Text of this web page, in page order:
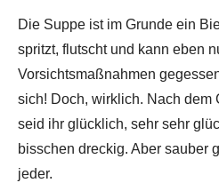
Die Suppe ist im Grunde ein
spritzt, flutscht und kann eben
Vorsichtsmaßnahmen
sich! Doch, wirklich. Nach dem
seid ihr glücklich, sehr sehr
bisschen dreckig. Aber sauber
jeder.